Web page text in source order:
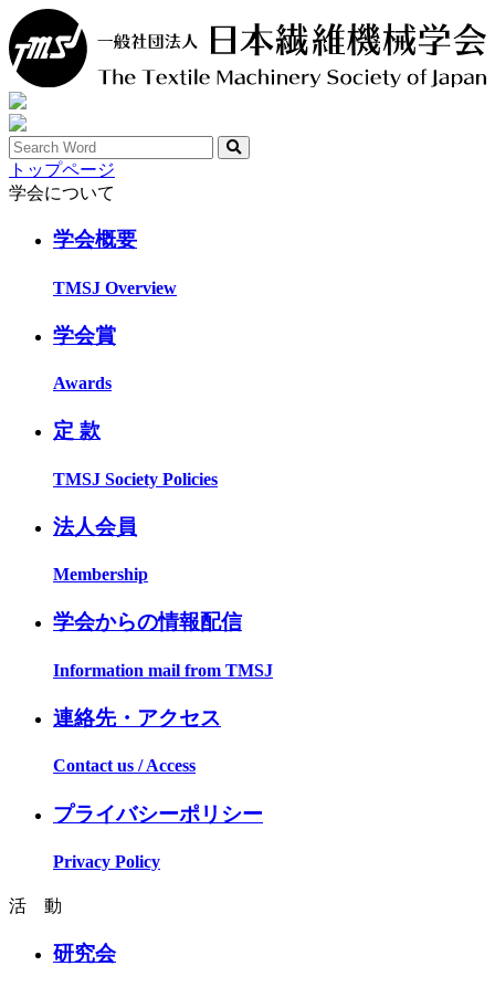
トップページ
学会について
学会概要
TMSJ Overview
学会賞
Awards
定 款
TMSJ Society Policies
法人会員
Membership
学会からの情報配信
Information mail from TMSJ
連絡先・アクセス
Contact us / Access
プライバシーポリシー
Privacy Policy
活 動
研究会